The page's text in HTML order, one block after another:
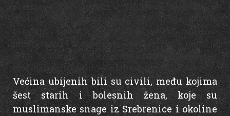
počinjene nad srpskim civilima u srebreničkoj
opštini, gdje su muslimanske snage počele
etničko čišćenje u aprilu 1992. godine
uništavajući i ubijajući sve što je srpsko – rekao je
Srni Branimir Kojić, predsjednik Organizacije
porodica zarobljenih, nestalih i poginulih Srba.
Većina ubijenih bili su civili, među kojima
šest starih i bolesnih žena, koje su
muslimanske snage iz Srebrenice i okoline